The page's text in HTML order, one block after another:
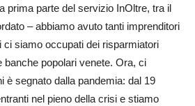
prima parte del servizio InOltre, tra il
– abbiamo avuto tanti imprenditori
siamo occupati dei risparmiatori
banche popolari venete. Ora, ci
è segnato dalla pandemia: dal 19
nel pieno della crisi e stiamo